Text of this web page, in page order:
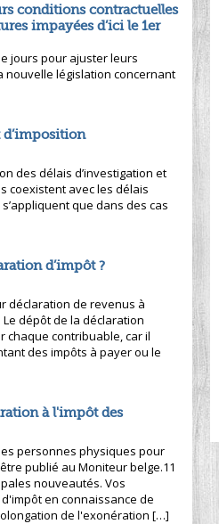
conditions contractuelles
impayées d’ici le 1er
jours pour ajuster leurs
nouvelle législation concernant
d’imposition
des délais d’investigation et
coexistent avec les délais
s’appliquent que dans des cas
d’impôt ?
déclaration de revenus à
dépôt de la déclaration
chaque contribuable, car il
des impôts à payer ou le
à l'impôt des
personnes physiques pour
publié au Moniteur belge.11
nouveautés. Vos
en connaissance de
de l'exonération […]